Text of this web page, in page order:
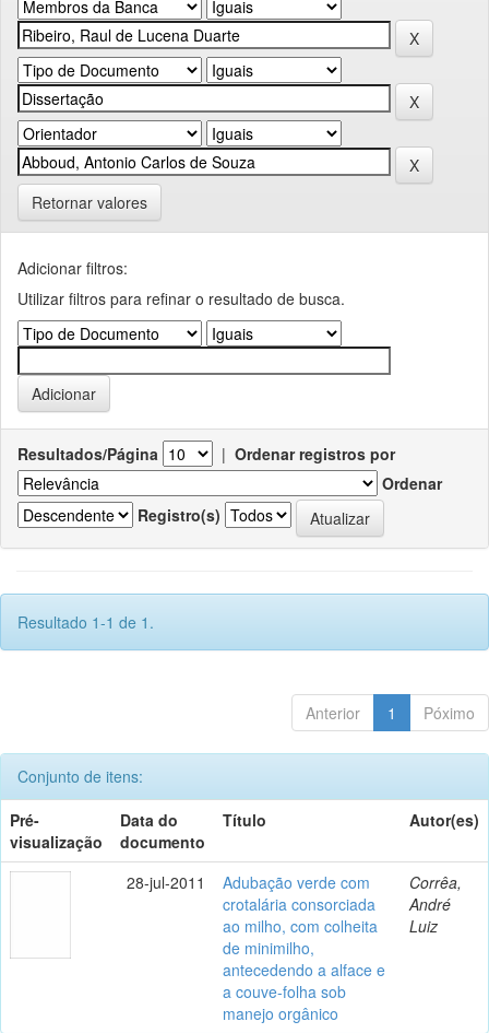
Retornar valores
Adicionar filtros:
Utilizar filtros para refinar o resultado de busca.
Resultados/Página | Ordenar registros por
Ordenar
Registro(s)
Resultado 1-1 de 1.
Anterior 1 Póximo
Conjunto de itens:
Pré-
visualização
Data do
documento
Título Autor(es)
28-jul-2011
Adubação verde com
crotalária consorciada
ao milho, com colheita
de minimilho,
antecedendo a alface e
a couve-folha sob
manejo orgânico
Corrêa,
André
Luiz